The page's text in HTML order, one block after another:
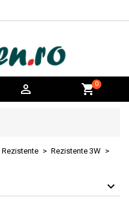
 shopping_cart0
Rezistente
Rezistente 3W